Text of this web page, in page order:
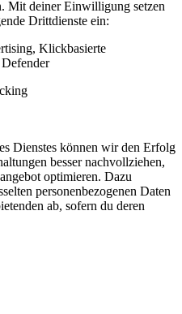
Mit deiner Einwilligung setzen
Drittdienste ein:
Klickbasierte
Dienstes können wir den Erfolg
besser nachvollziehen,
optimieren. Dazu
personenbezogenen Daten
ab, sofern du deren